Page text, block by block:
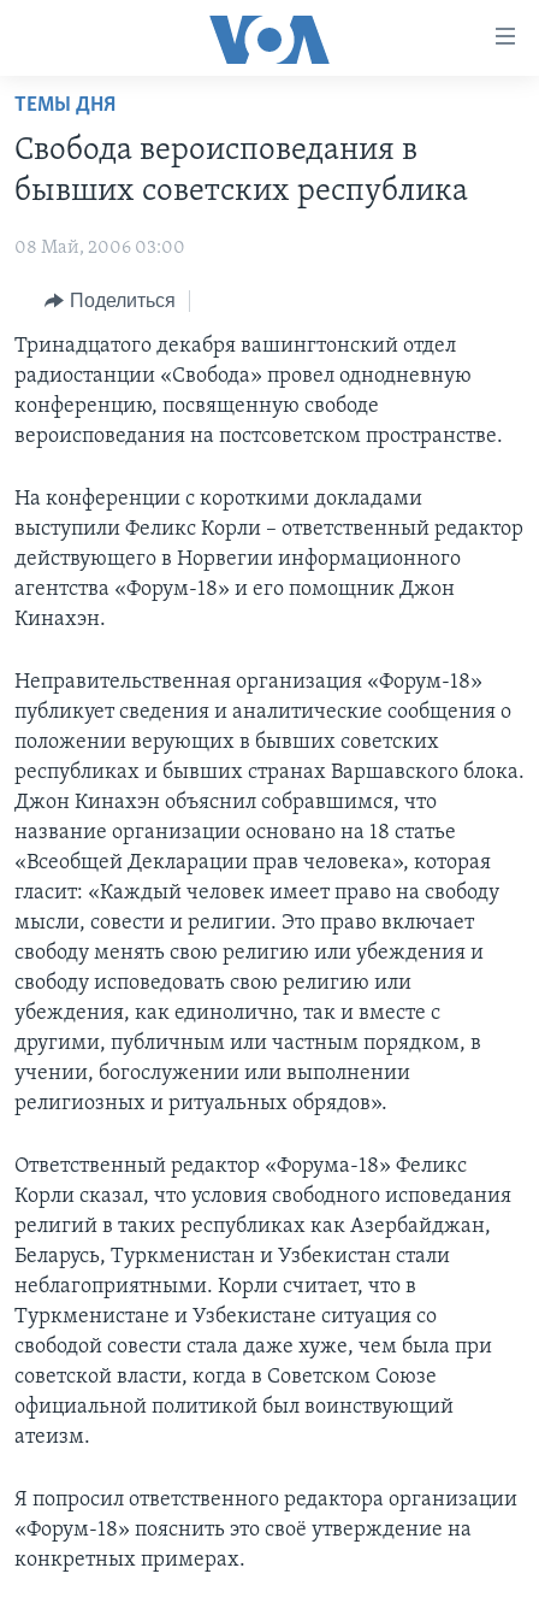
Перейти
основной
контент
навигации
Перейти
поиск
ГЛАВНОЕ
ПРОГРАММЫ
НОВОСТИ ЗА МИНУТУ
ИТОГИ
ПОЧЕМУ ЭТО ВАЖНО?
ДИСКУССИЯ VOA
ДЕТАЛИ
АМЕРИКА. БОЛЬШОЕ ПУТЕШЕСТВИЕ
УЧИМ АНГЛИЙСКИЙ
НАША АМЕРИКАНСКАЯ ИСТОРИЯ
А КАК В АМЕРИКЕ?
АРТЕФАКТЫ
АМЕРИКАНСКИЕ ГОРОДКИ
ЭКСПЕРТИЗА
ИНТЕРВЬЮ
ФАКТЫ ПРОТИВ ФЕЙКОВ
ЗА СВОБОДУ ПРЕССЫ
УЧИМ АНГЛИЙСКИЙ
ПОДПИСКА НА НОВОСТИ
Learning English
Языки
ТЕМЫ ДНЯ
Свобода вероисповедания в
бывших советских республика
08 Май, 2006 03:00
Поделиться
Тринадцатого декабря вашингтонский отдел
радиостанции «Свобода» провел однодневную
конференцию, посвященную свободе
вероисповедания на постсоветском пространстве.
На конференции с короткими докладами
выступили Феликс Корли – ответственный редактор
действующего в Норвегии информационного
агентства «Форум-18» и его помощник Джон
Кинахэн.
Неправительственная организация «Форум-18»
публикует сведения и аналитические сообщения о
положении верующих в бывших советских
республиках и бывших странах Варшавского блока.
Джон Кинахэн объяснил собравшимся, что
название организации основано на 18 статье
«Всеобщей Декларации прав человека», которая
гласит: «Каждый человек имеет право на свободу
мысли, совести и религии. Это право включает
свободу менять свою религию или убеждения и
свободу исповедовать свою религию или
убеждения, как единолично, так и вместе с
другими, публичным или частным порядком, в
учении, богослужении или выполнении
религиозных и ритуальных обрядов».
Ответственный редактор «Форума-18» Феликс
Корли сказал, что условия свободного исповедания
религий в таких республиках как Азербайджан,
Беларусь, Туркменистан и Узбекистан стали
неблагоприятными. Корли считает, что в
Туркменистане и Узбекистане ситуация со
свободой совести стала даже хуже, чем была при
советской власти, когда в Советском Союзе
официальной политикой был воинствующий
атеизм.
Я попросил ответственного редактора организации
«Форум-18» пояснить это своё утверждение на
конкретных примерах.